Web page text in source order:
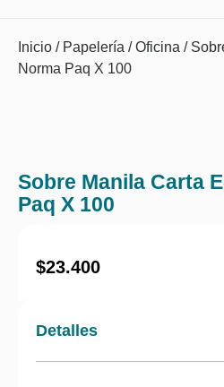
Inicio / Papelería /Oficina /
Norma Paq X 100
Sobre Manila Carta
Paq X 100
$23.400
Detalles